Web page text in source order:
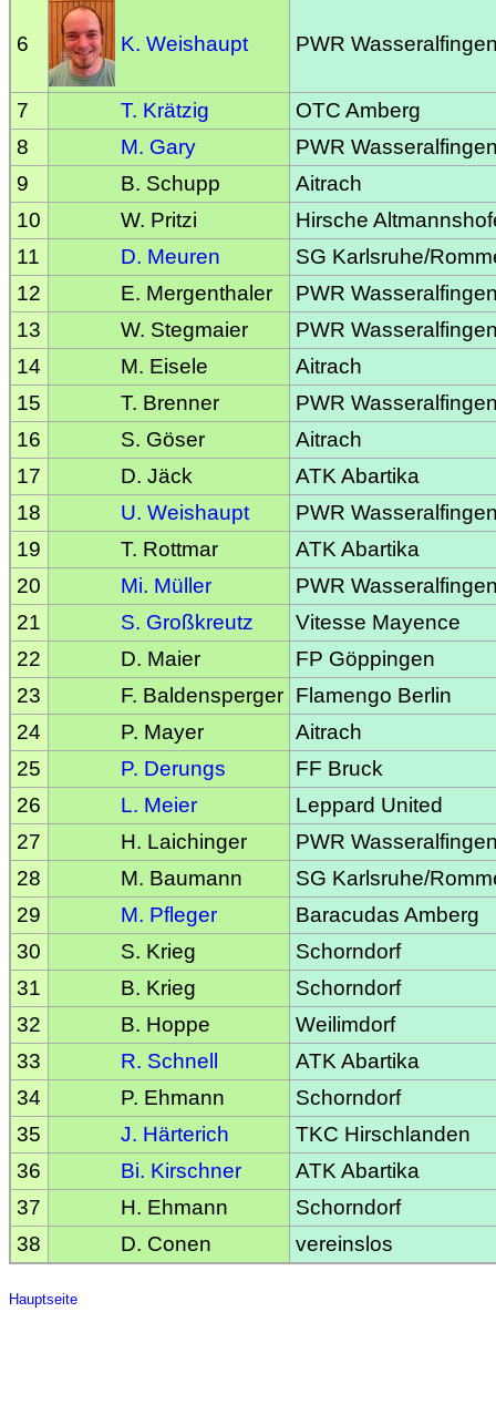
6 K. Weishaupt PWR
7 T. Krätzig
OTC Amberg
8
M. Gary
PWR
9
B. Schupp
Aitrach
10
W. Pritzi
Hirsche
11
D. Meuren
SG Karlsruhe/
12
E. Mergenthaler
PWR
13
W. Stegmaier
PWR
14
M. Eisele
Aitrach
15
T. Brenner
PWR
16
S. Göser
Aitrach
17
D. Jäck
ATK Abartika
18
U. Weishaupt
PWR
19
T. Rottmar
ATK Abartika
20
Mi. Müller
PWR
21
S. Großkreutz
Vitesse Mayence
22
D. Maier
FP Göppingen
23
F. Baldensperger Flamengo Berlin
24
P. Mayer
Aitrach
25
P. Derungs
FF Bruck
26
L. Meier
Leppard United
27
H. Laichinger
PWR
28
M. Baumann
SG Karlsruhe/
29
M. Pfleger
Baracudas Amberg
30
S. Krieg
Schorndorf
31
B. Krieg
Schorndorf
32
B. Hoppe
Weilimdorf
33
R. Schnell
ATK Abartika
34
P. Ehmann
Schorndorf
35
J. Härterich
TKC Hirschlanden
36
Bi. Kirschner
ATK Abartika
37
H. Ehmann
Schorndorf
38
D. Conen vereinslos
Hauptseite